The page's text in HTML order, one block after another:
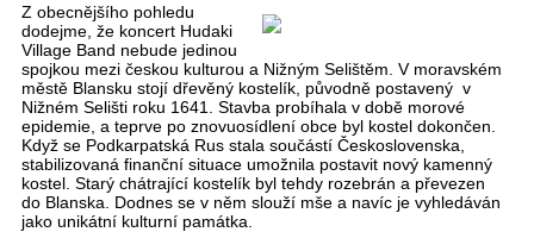
Z obecnějšího pohledu
dodejme, že koncert Hudaki
Village Band nebude jedinou
spojkou mezi českou kulturou a Nižným Selištěm. V moravském
městě Blansku stojí dřevěný kostelík, původně postavený v
Nižném Selišti roku 1641. Stavba probíhala v době morové
epidemie, a teprve po znovuosídlení obce byl kostel dokončen.
Když se Podkarpatská Rus stala součástí Československa,
stabilizovaná finanční situace umožnila postavit nový kamenný
kostel. Starý chátrající kostelík byl tehdy rozebrán a převezen
do Blanska. Dodnes se v něm slouží mše a navíc je vyhledáván
jako unikátní kulturní památka.